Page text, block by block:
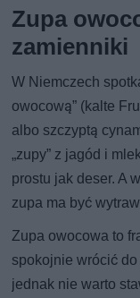
Zupa
zamienniki
W Niemczech
owocową” (kalte
albo szczyptą
„zupy” z jagód i
prostu jak deser. A
zupa ma być
Zupa owocowa to
spokojnie wrócić
jednak nie warto